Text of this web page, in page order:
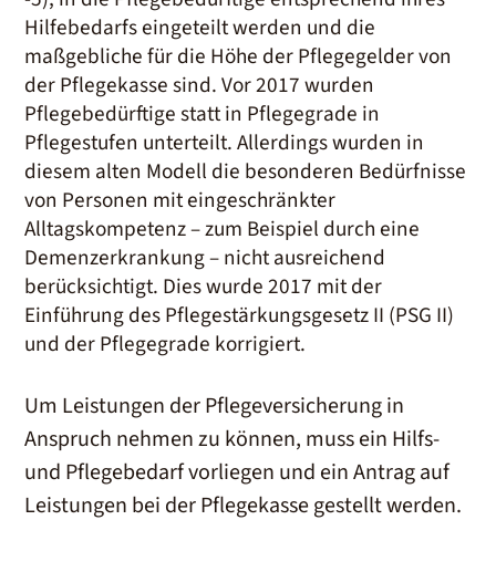
Hilfebedarfs eingeteilt werden und die
maßgebliche für die Höhe der Pflegegelder von
der Pflegekasse sind. Vor 2017 wurden
Pflegebedürftige statt in Pflegegrade in
Pflegestufen unterteilt. Allerdings wurden in
diesem alten Modell die besonderen Bedürfnisse
von Personen mit eingeschränkter
Alltagskompetenz – zum Beispiel durch eine
Demenzerkrankung – nicht ausreichend
berücksichtigt. Dies wurde 2017 mit der
Einführung des Pflegestärkungsgesetz II (PSG II)
und der Pflegegrade korrigiert.
Um Leistungen der Pflegeversicherung in
Anspruch nehmen zu können, muss ein Hilfs-
und Pflegebedarf vorliegen und ein Antrag auf
Leistungen bei der Pflegekasse gestellt werden.